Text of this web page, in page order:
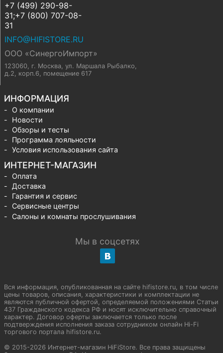
+7 (499) 290-98-
31;+7 (800) 707-08-
31
INFO@HIFISTORE.RU
ООО «СинергоИмпорт»
123060, г. Москва, ул. Маршала Рыбалко,
д.2, корп.6, помещение 617
ИНФОРМАЦИЯ
О компании
Новости
Обзоры и тесты
Программа лояльности
Условия использования сайта
ИНТЕРНЕТ-МАГАЗИН
Оплата
Доставка
Гарантия и сервис
Сервисные центры
Салоны и комнаты прослушивания
Мы в соцсетях
Вся информация, опубликованная на сайте hifistore.ru, в том числе
цены товаров, описания, характеристики и комплектации не
являются публичной офертой, определяемой положениями Статьи
437 Гражданского кодекса РФ и носят исключительно справочный
характер. Договор оферты заключается только после
подтверждения исполнения заказа сотрудником онлайн Hi-Fi
торгового портала hifistore.ru.
© 2015-2026 Интернет-магазин HiFiStore. Все права защищены